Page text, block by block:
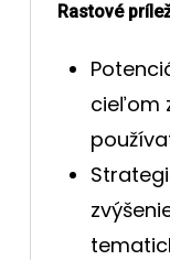
Rastové
cieľom